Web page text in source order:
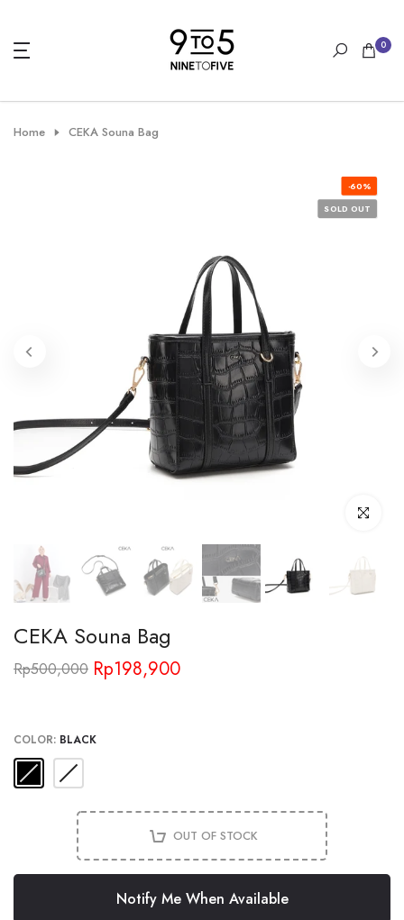
to
content
0
Home CEKA Souna Bag
-60%
SOLD OUT
Click to
CEKA Souna Bag
Rp500,000 Rp198,900
COLOR: BLACK
OUT OF STOCK
Notify Me When Available